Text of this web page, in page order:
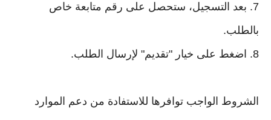
7. بعد التسجيل، ستحصل على رقم متابعة خاص
بالطلب.
8. اضغط على خيار "تقديم" لإرسال الطلب.
الشروط الواجب توافرها للاستفادة من دعم الموارد